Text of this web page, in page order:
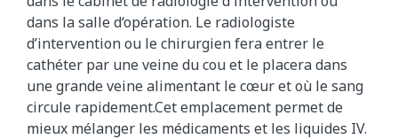
dans la salle d‘opération. Le radiologiste
d’intervention ou le chirurgien fera entrer le
cathéter par une veine du cou et le placera dans
une grande veine alimentant le cœur et où le sang
circule rapidement.Cet emplacement permet de
mieux mélanger les médicaments et les liquides IV.